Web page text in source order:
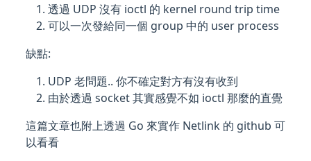
透過 UDP 沒有 ioctl 的 kernel round trip time
可以一次發給同一個 group 中的 user process
缺點:
UDP 老問題.. 你不確定對方有沒有收到
由於透過 socket 其實感覺不如 ioctl 那麼的直覺
這篇文章也附上透過 Go 來實作 Netlink 的 github 可
以看看